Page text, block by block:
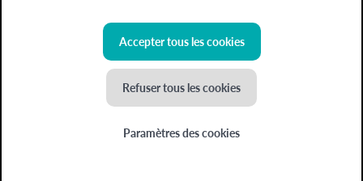
©2026Colruyt Group
Déclaration de confidentialité Xtra
Conditions générales
Accepter tous les cookies
Refuser tous les cookies
Paramètres des cookies